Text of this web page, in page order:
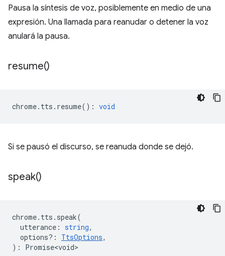
Pausa la síntesis de voz, posiblemente en medio de una
expresión. Una llamada para reanudar o detener la voz
anulará la pausa.
resume()
chrome. tts . resume() : void
Si se pausó el discurso, se reanuda donde se dejó.
speak()
chrome. tts . speak(
utterance : string,
options? : TtsOptions,
) : Promise<void>